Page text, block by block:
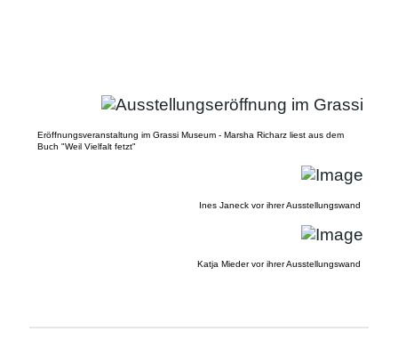
Eröffnungsveranstaltung im Grassi Museum - Marsha Richarz liest aus dem
Buch "Weil Vielfalt fetzt"
Ines Janeck vor ihrer Ausstellungswand
Katja Mieder vor ihrer Ausstellungswand